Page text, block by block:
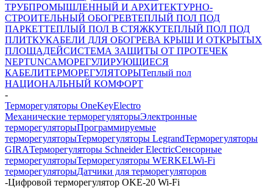
ТРУБПРОМЫШЛЕННЫЙ И АРХИТЕКТУРНО-
СТРОИТЕЛЬНЫЙ ОБОГРЕВТЕПЛЫЙ ПОЛ ПОД
ПАРКЕТТЕПЛЫЙ ПОЛ В СТЯЖКУТЕПЛЫЙ ПОЛ ПОД
ПЛИТКУКАБЕЛИ ДЛЯ ОБОГРЕВА КРЫШ И ОТКРЫТЫХ
ПЛОЩАДЕЙСИСТЕМА ЗАЩИТЫ ОТ ПРОТЕЧЕК
NEPTUNСАМОРЕГУЛИРУЮЩИЕСЯ
КАБЕЛИТЕРМОРЕГУЛЯТОРЫТеплый пол
НАЦИОНАЛЬНЫЙ КОМФОРТ
-
Терморегуляторы OneKeyElectro
Механические терморегуляторыЭлектронные
терморегуляторыПрограммируемые
терморегуляторыТерморегуляторы LegrandТерморегуляторы
GIRAТерморегуляторы Schneider ElectricСенсорные
терморегуляторыТерморегуляторы WERKELWi-Fi
терморегуляторыДатчики для терморегуляторов
-Цифровой терморегулятор OKE-20 Wi-Fi